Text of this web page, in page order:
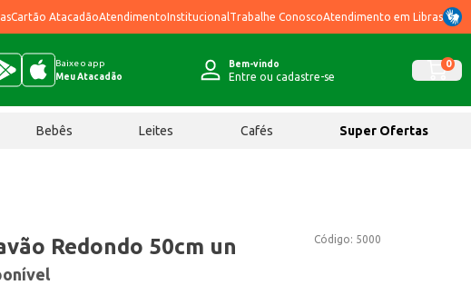
Cartão AtacadãoAtendimentoInstitucional Trabalhe ConoscoAtendimento em Libras
Baixe o app
Meu Atacadão
Bem-vindo
Entre ou cadastre-se
0
Bebês Leites Cafés Super Ofertas
Código: 5000
Redondo 50cm un